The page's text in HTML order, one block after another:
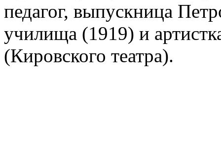
педагог, выпускница
училища (1919) и
(Кировского театра).